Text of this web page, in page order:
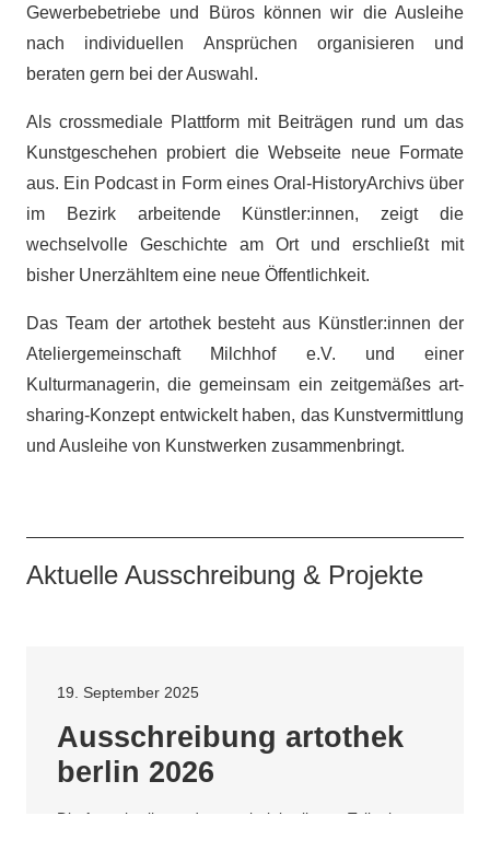
Gewerbebetriebe und Büros können wir die Ausleihe
nach individuellen Ansprüchen organisieren und
beraten gern bei der Auswahl.
Als crossmediale Plattform mit Beiträgen rund um das
Kunstgeschehen probiert die Webseite neue Formate
aus. Ein Podcast in Form eines Oral-HistoryArchivs über
im Bezirk arbeitende Künstler:innen, zeigt die
wechselvolle Geschichte am Ort und erschließt mit
bisher Unerzähltem eine neue Öffentlichkeit.
Das Team der artothek besteht aus Künstler:innen der
Ateliergemeinschaft Milchhof e.V. und einer
Kulturmanagerin, die gemeinsam ein zeitgemäßes art-
sharing-Konzept entwickelt haben, das Kunstvermittlung
und Ausleihe von Kunstwerken zusammenbringt.
Aktuelle Ausschreibung & Projekte
19. September 2025
Ausschreibung artothek
berlin 2026
Die Ausschreibung der artothek berlin zur Teilnahme